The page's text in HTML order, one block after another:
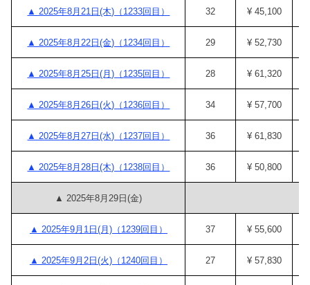
▲ 2025年8月21日(木)（1233回目） 32 ¥ 45,100
▲ 2025年8月22日(金)（1234回目） 29 ¥ 52,730
▲ 2025年8月25日(月)（1235回目） 28 ¥ 61,320
▲ 2025年8月26日(火)（1236回目） 34 ¥ 57,700
▲ 2025年8月27日(水)（1237回目） 36 ¥ 61,830
▲ 2025年8月28日(木)（1238回目） 36 ¥ 50,800
▲ 2025年8月29日(金)
▲ 2025年9月1日(月)（1239回目） 37 ¥ 55,600
▲ 2025年9月2日(火)（1240回目） 27 ¥ 57,830